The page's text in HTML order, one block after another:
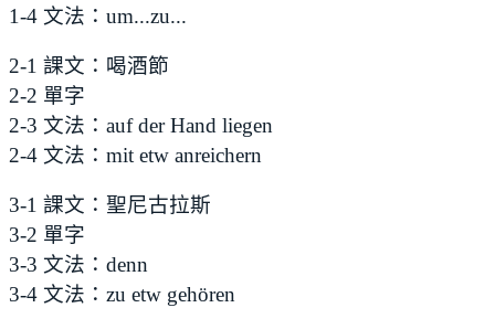
1-4 文法：um...zu...
2-1 課文：喝酒節
2-2 單字
2-3 文法：auf der Hand liegen
2-4 文法：mit etw anreichern
3-1 課文：聖尼古拉斯
3-2 單字
3-3 文法：denn
3-4 文法：zu etw gehören